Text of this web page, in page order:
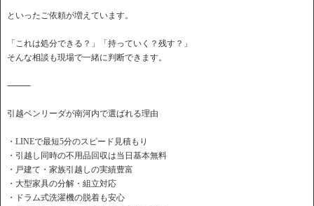
といったご依頼が増えています。
「これは処分できる？」「持っていく？残す？」
そんな相談も現場で一緒に判断できます。
⸻
引越ベンリーダが南河内で選ばれる理由
・LINEで最短5分のスピード見積もり
・引越し同時の不用品回収は当日基本無料
・戸建て・家族引越しの実績豊富
・大型家具の分解・組立対応
・ドラム式洗濯機の脱着も安心